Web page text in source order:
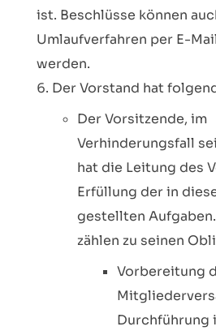
ist. Beschlüsse können
Umlaufverfahren per E-
werden.
Der Vorstand hat
Der Vorsitzende, im
Verhinderungsfall
hat die Leitung des
Erfüllung der in
gestellten
zählen zu seinen
Vorbereitung
Durchführung